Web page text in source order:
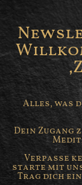
Alles, was
Dein Zugang
Verpasse
starte mit
Trag dich ein